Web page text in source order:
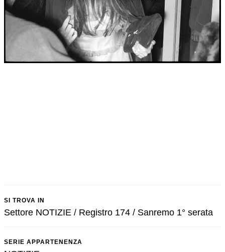
SI TROVA IN
Settore NOTIZIE / Registro 174 / Sanremo 1° serata
SERIE APPARTENENZA